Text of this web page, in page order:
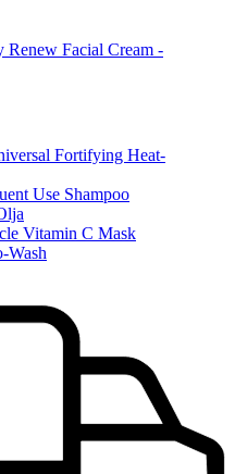
Facial Cream -
Fortifying Heat-
Use Shampoo
Vitamin C Mask
Wash